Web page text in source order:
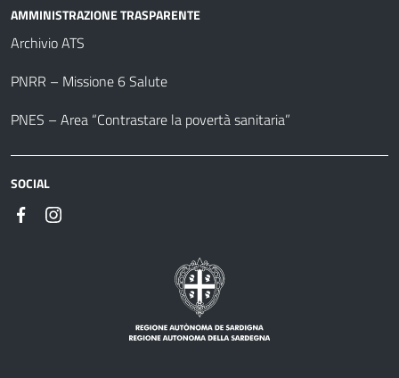
AMMINISTRAZIONE TRASPARENTE
Archivio ATS
PNRR – Missione 6 Salute
PNES – Area “Contrastare la povertà sanitaria”
SOCIAL